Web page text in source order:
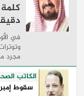
في
مجرد
...
الكاتب
سقوط